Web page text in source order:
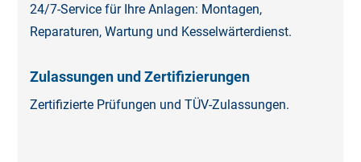
24/7-Service für Ihre Anlagen: Montagen,
Reparaturen, Wartung und Kesselwärterdienst.
Zulassungen und Zertifizierungen
Zertifizierte Prüfungen und TÜV-Zulassungen.